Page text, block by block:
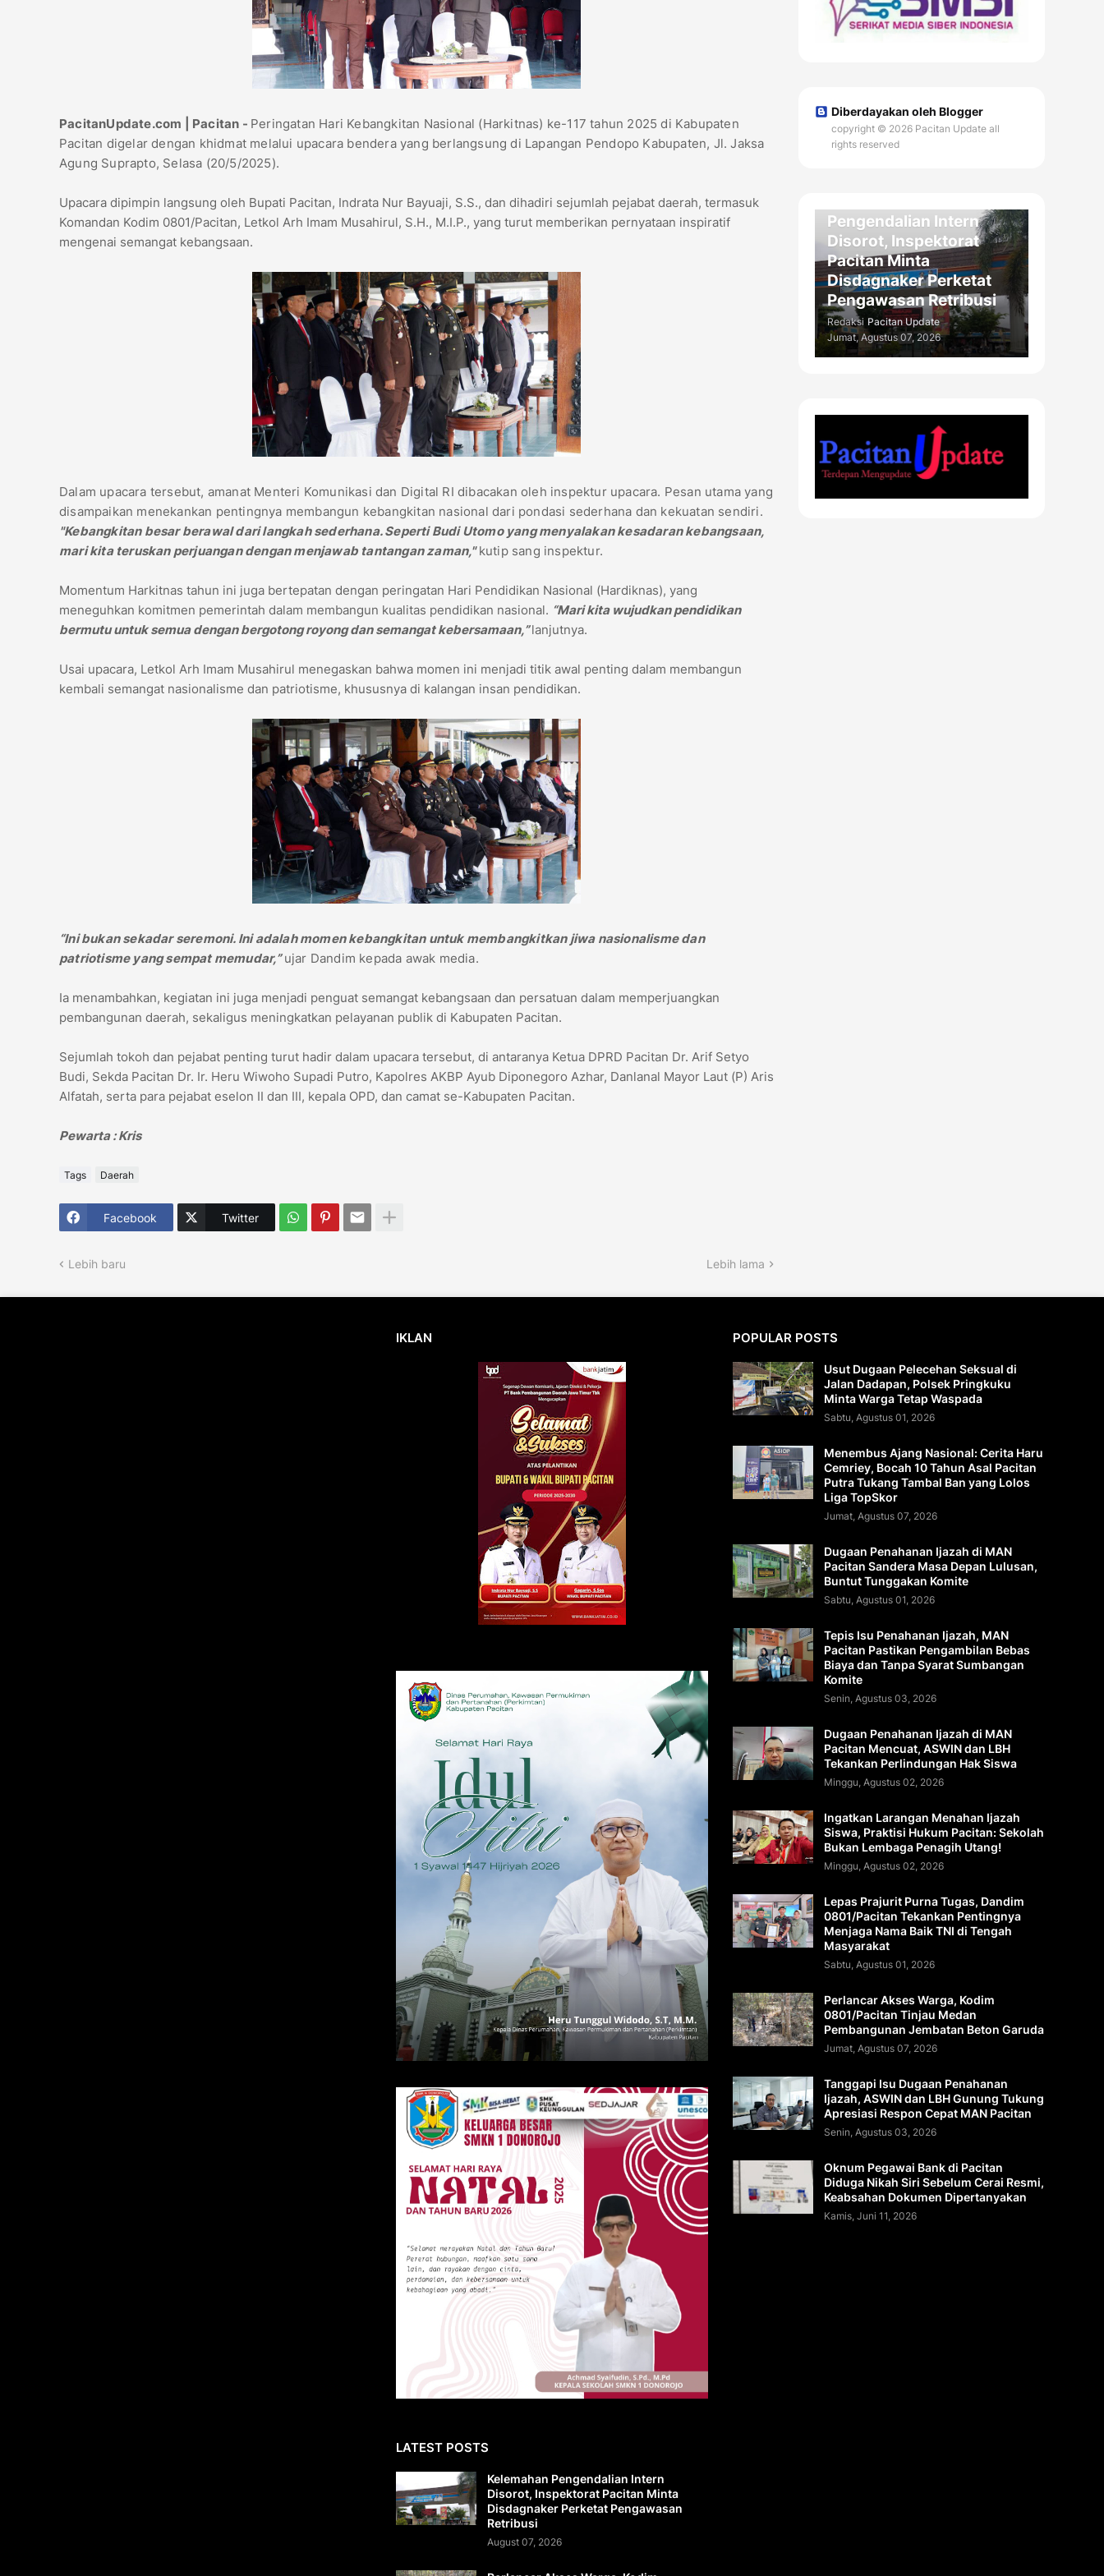
PacitanUpdate.com | Pacitan - Peringatan Hari Kebangkitan Nasional (Harkitnas) ke-117 tahun 2025 di Kabupaten
Pacitan digelar dengan khidmat melalui upacara bendera yang berlangsung di Lapangan Pendopo Kabupaten, Jl. Jaksa
Agung Suprapto, Selasa (20/5/2025).
Upacara dipimpin langsung oleh Bupati Pacitan, Indrata Nur Bayuaji, S.S., dan dihadiri sejumlah pejabat daerah, termasuk
Komandan Kodim 0801/Pacitan, Letkol Arh Imam Musahirul, S.H., M.I.P., yang turut memberikan pernyataan inspiratif
mengenai semangat kebangsaan.
Dalam upacara tersebut, amanat Menteri Komunikasi dan Digital RI dibacakan oleh inspektur upacara. Pesan utama yang
disampaikan menekankan pentingnya membangun kebangkitan nasional dari pondasi sederhana dan kekuatan sendiri.
"Kebangkitan besar berawal dari langkah sederhana. Seperti Budi Utomo yang menyalakan kesadaran kebangsaan,
mari kita teruskan perjuangan dengan menjawab tantangan zaman,"kutip sang inspektur.
Momentum Harkitnas tahun ini juga bertepatan dengan peringatan Hari Pendidikan Nasional (Hardiknas), yang
meneguhkan komitmen pemerintah dalam membangun kualitas pendidikan nasional. “Mari kita wujudkan pendidikan
bermutu untuk semua dengan bergotong royong dan semangat kebersamaan,”lanjutnya.
Usai upacara, Letkol Arh Imam Musahirul menegaskan bahwa momen ini menjadi titik awal penting dalam membangun
kembali semangat nasionalisme dan patriotisme, khususnya di kalangan insan pendidikan.
“Ini bukan sekadar seremoni. Ini adalah momen kebangkitan untuk membangkitkan jiwa nasionalisme dan
patriotisme yang sempat memudar,”ujar Dandim kepada awak media.
Ia menambahkan, kegiatan ini juga menjadi penguat semangat kebangsaan dan persatuan dalam memperjuangkan
pembangunan daerah, sekaligus meningkatkan pelayanan publik di Kabupaten Pacitan.
Sejumlah tokoh dan pejabat penting turut hadir dalam upacara tersebut, di antaranya Ketua DPRD Pacitan Dr. Arif Setyo
Budi, Sekda Pacitan Dr. Ir. Heru Wiwoho Supadi Putro, Kapolres AKBP Ayub Diponegoro Azhar, Danlanal Mayor Laut (P) Aris
Alfatah, serta para pejabat eselon II dan III, kepala OPD, dan camat se-Kabupaten Pacitan.
Pewarta : Kris
Tags Daerah
Facebook Twitter
Lebih baru Lebih lama
Diberdayakan oleh Blogger
copyright © 2026 Pacitan Update all
rights reserved
Pengendalian Intern
Disorot, Inspektorat
Pacitan Minta
Disdagnaker Perketat
Pengawasan Retribusi
Redaksi Pacitan Update
Jumat, Agustus 07, 2026
IKLAN
LATEST POSTS
Kelemahan Pengendalian Intern
Disorot, Inspektorat Pacitan Minta
Disdagnaker Perketat Pengawasan
Retribusi
August 07, 2026
POPULAR POSTS
Usut Dugaan Pelecehan Seksual di
Jalan Dadapan, Polsek Pringkuku
Minta Warga Tetap Waspada
Sabtu, Agustus 01, 2026
Menembus Ajang Nasional: Cerita Haru
Cemriey, Bocah 10 Tahun Asal Pacitan
Putra Tukang Tambal Ban yang Lolos
Liga TopSkor
Jumat, Agustus 07, 2026
Dugaan Penahanan Ijazah di MAN
Pacitan Sandera Masa Depan Lulusan,
Buntut Tunggakan Komite
Sabtu, Agustus 01, 2026
Tepis Isu Penahanan Ijazah, MAN
Pacitan Pastikan Pengambilan Bebas
Biaya dan Tanpa Syarat Sumbangan
Komite
Senin, Agustus 03, 2026
Dugaan Penahanan Ijazah di MAN
Pacitan Mencuat, ASWIN dan LBH
Tekankan Perlindungan Hak Siswa
Minggu, Agustus 02, 2026
Ingatkan Larangan Menahan Ijazah
Siswa, Praktisi Hukum Pacitan: Sekolah
Bukan Lembaga Penagih Utang!
Minggu, Agustus 02, 2026
Lepas Prajurit Purna Tugas, Dandim
0801/Pacitan Tekankan Pentingnya
Menjaga Nama Baik TNI di Tengah
Masyarakat
Sabtu, Agustus 01, 2026
Perlancar Akses Warga, Kodim
0801/Pacitan Tinjau Medan
Pembangunan Jembatan Beton Garuda
Jumat, Agustus 07, 2026
Tanggapi Isu Dugaan Penahanan
Ijazah, ASWIN dan LBH Gunung Tukung
Apresiasi Respon Cepat MAN Pacitan
Senin, Agustus 03, 2026
Oknum Pegawai Bank di Pacitan
Diduga Nikah Siri Sebelum Cerai Resmi,
Keabsahan Dokumen Dipertanyakan
Kamis, Juni 11, 2026